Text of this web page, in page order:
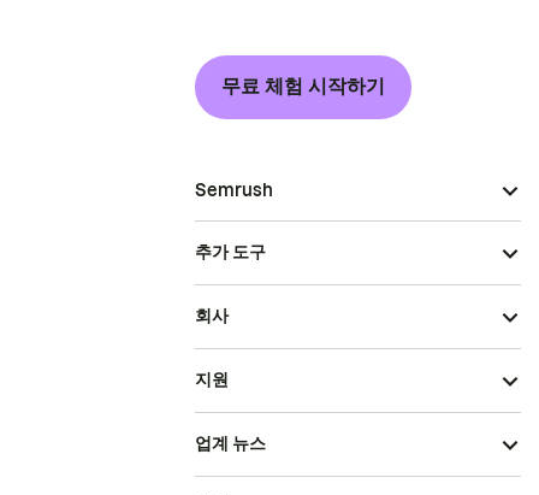
무료 체험 시작하기
Semrush
추가 도구
회사
지원
업계 뉴스